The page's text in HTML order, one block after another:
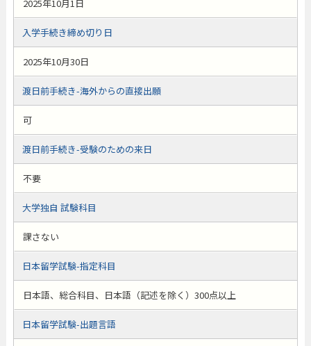
2025年10月1日
入学手続き締め切り日
2025年10月30日
渡日前手続き-海外からの直接出願
可
渡日前手続き-受験のための来日
不要
大学独自 試験科目
課さない
日本留学試験-指定科目
日本語、総合科目、日本語（記述を除く）300点以上
日本留学試験-出題言語